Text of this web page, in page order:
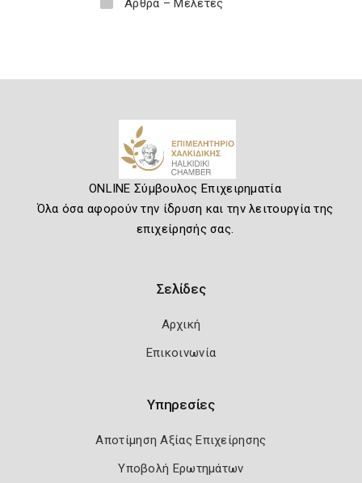
Άρθρα – Μελέτες
ONLINE Σύμβουλος Επιχειρηματία
Όλα όσα αφορούν την ίδρυση και την λειτουργία της
επιχείρησής σας.
Σελίδες
Αρχική
Επικοινωνία
Υπηρεσίες
Αποτίμηση Αξίας Επιχείρησης
Υποβολή Ερωτημάτων